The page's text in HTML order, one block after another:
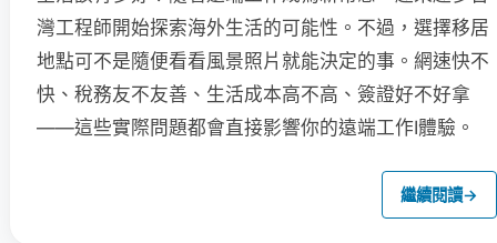
灣工程師開始探索海外生活的可能性。不過，選擇移居
地點可不是隨便看看風景照片就能決定的事。網速快不
快、稅務友不友善、生活成本高不高、簽證好不好拿
——這些實際問題都會直接影響你的遠端工作I體驗。
繼續閱讀→